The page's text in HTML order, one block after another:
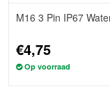
M16 3 Pin IP67
€4,75
Op voorraad